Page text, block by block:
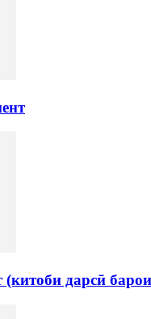
дарсӣ